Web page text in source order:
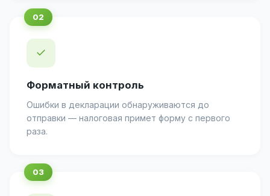
✓
Форматный контроль
Ошибки в декларации обнаруживаются до
отправки — налоговая примет форму с первого
раза.